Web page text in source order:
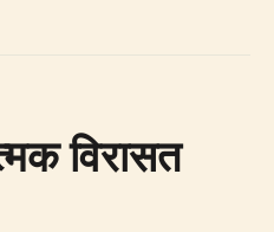
विरासत